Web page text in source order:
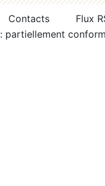
Contacts
Flux
partiellement